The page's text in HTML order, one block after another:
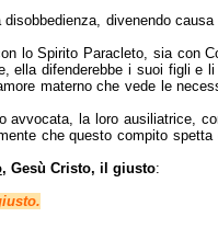
divenendo
lo Spirito Paracleto, sia con
ella difenderebbe i suoi figli e
materno che vede le
avvocata, la loro ausiliatrice,
che questo compito
, Gesù Cristo, il giusto: